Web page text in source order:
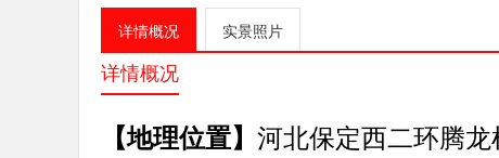
详情概况 实景照片
详情概况
【地理位置】 河北保定西二环腾